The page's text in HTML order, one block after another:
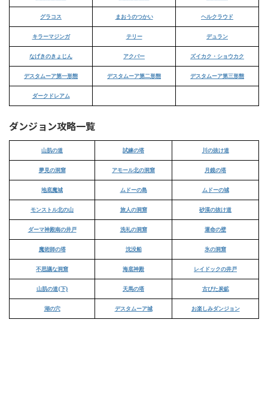
グラコス まおうのつかい ヘルクラウド
キラーマジンガ テリー デュラン
なげきのきょじん アクバー ズイカク・ショウカク
デスタムーア第一形態 デスタムーア第二形態 デスタムーア第三形態
ダークドレアム
ダンジョン攻略一覧
山肌の道 試練の塔 川の抜け道
夢見の洞窟 アモール北の洞窟 月鏡の塔
地底魔城 ムドーの島 ムドーの城
モンストル北の山 旅人の洞窟 砂漠の抜け道
ダーマ神殿南の井戸 洗礼の洞窟 運命の壁
魔術師の塔 沈没船 氷の洞窟
不思議な洞窟 海底神殿 レイドックの井戸
山肌の道(下) 天馬の塔 古びた炭鉱
湖の穴 デスタムーア城 お楽しみダンジョン